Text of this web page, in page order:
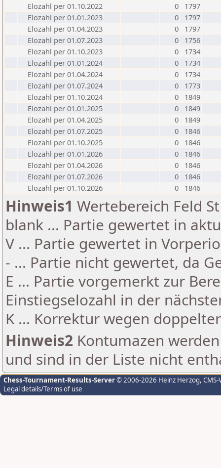
Elozahl per 01.10.2022
0
1797
Elozahl per 01.01.2023
0
1797
Elozahl per 01.04.2023
0
1797
Elozahl per 01.07.2023
0
1756
Elozahl per 01.10.2023
0
1734
Elozahl per 01.01.2024
0
1734
Elozahl per 01.04.2024
0
1734
Elozahl per 01.07.2024
0
1773
Elozahl per 01.10.2024
0
1849
Elozahl per 01.01.2025
0
1849
Elozahl per 01.04.2025
0
1849
Elozahl per 01.07.2025
0
1846
Elozahl per 01.10.2025
0
1846
Elozahl per 01.01.2026
0
1846
Elozahl per 01.04.2026
0
1846
Elozahl per 01.07.2026
0
1846
Elozahl per 01.10.2026
0 1846
Hinweis1 Wertebereich Feld
blank ... Partie gewertet in
V ... Partie gewertet in
- ... Partie nicht gewertet, da
E ... Partie vorgemerkt zur
Einstiegselozahl in der
K ... Korrektur wegen
Hinweis2 Kontumazen
und sind in der Liste nicht
Chess-Tournament-Results-Server© 2006-2026 Heinz Herzog,
Legal details/Terms of use